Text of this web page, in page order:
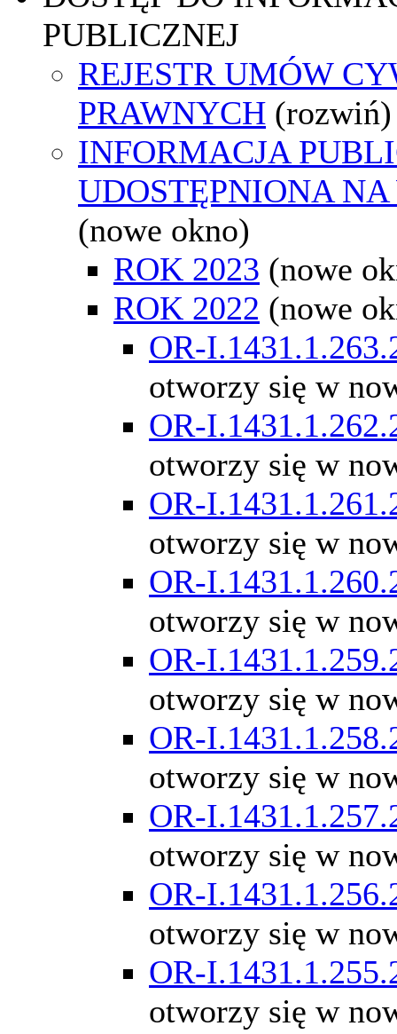
PUBLICZNEJ
REJESTR UMÓW
PRAWNYCH (rozwiń)
INFORMACJA
UDOSTĘPNIONA
(nowe okno)
ROK 2023 (nowe
ROK 2022 (nowe
OR-
otworzy się w
OR-
otworzy się w
OR-
otworzy się w
OR-
otworzy się w
OR-
otworzy się w
OR-
otworzy się w
OR-
otworzy się w
OR-
otworzy się w
OR-
otworzy się w